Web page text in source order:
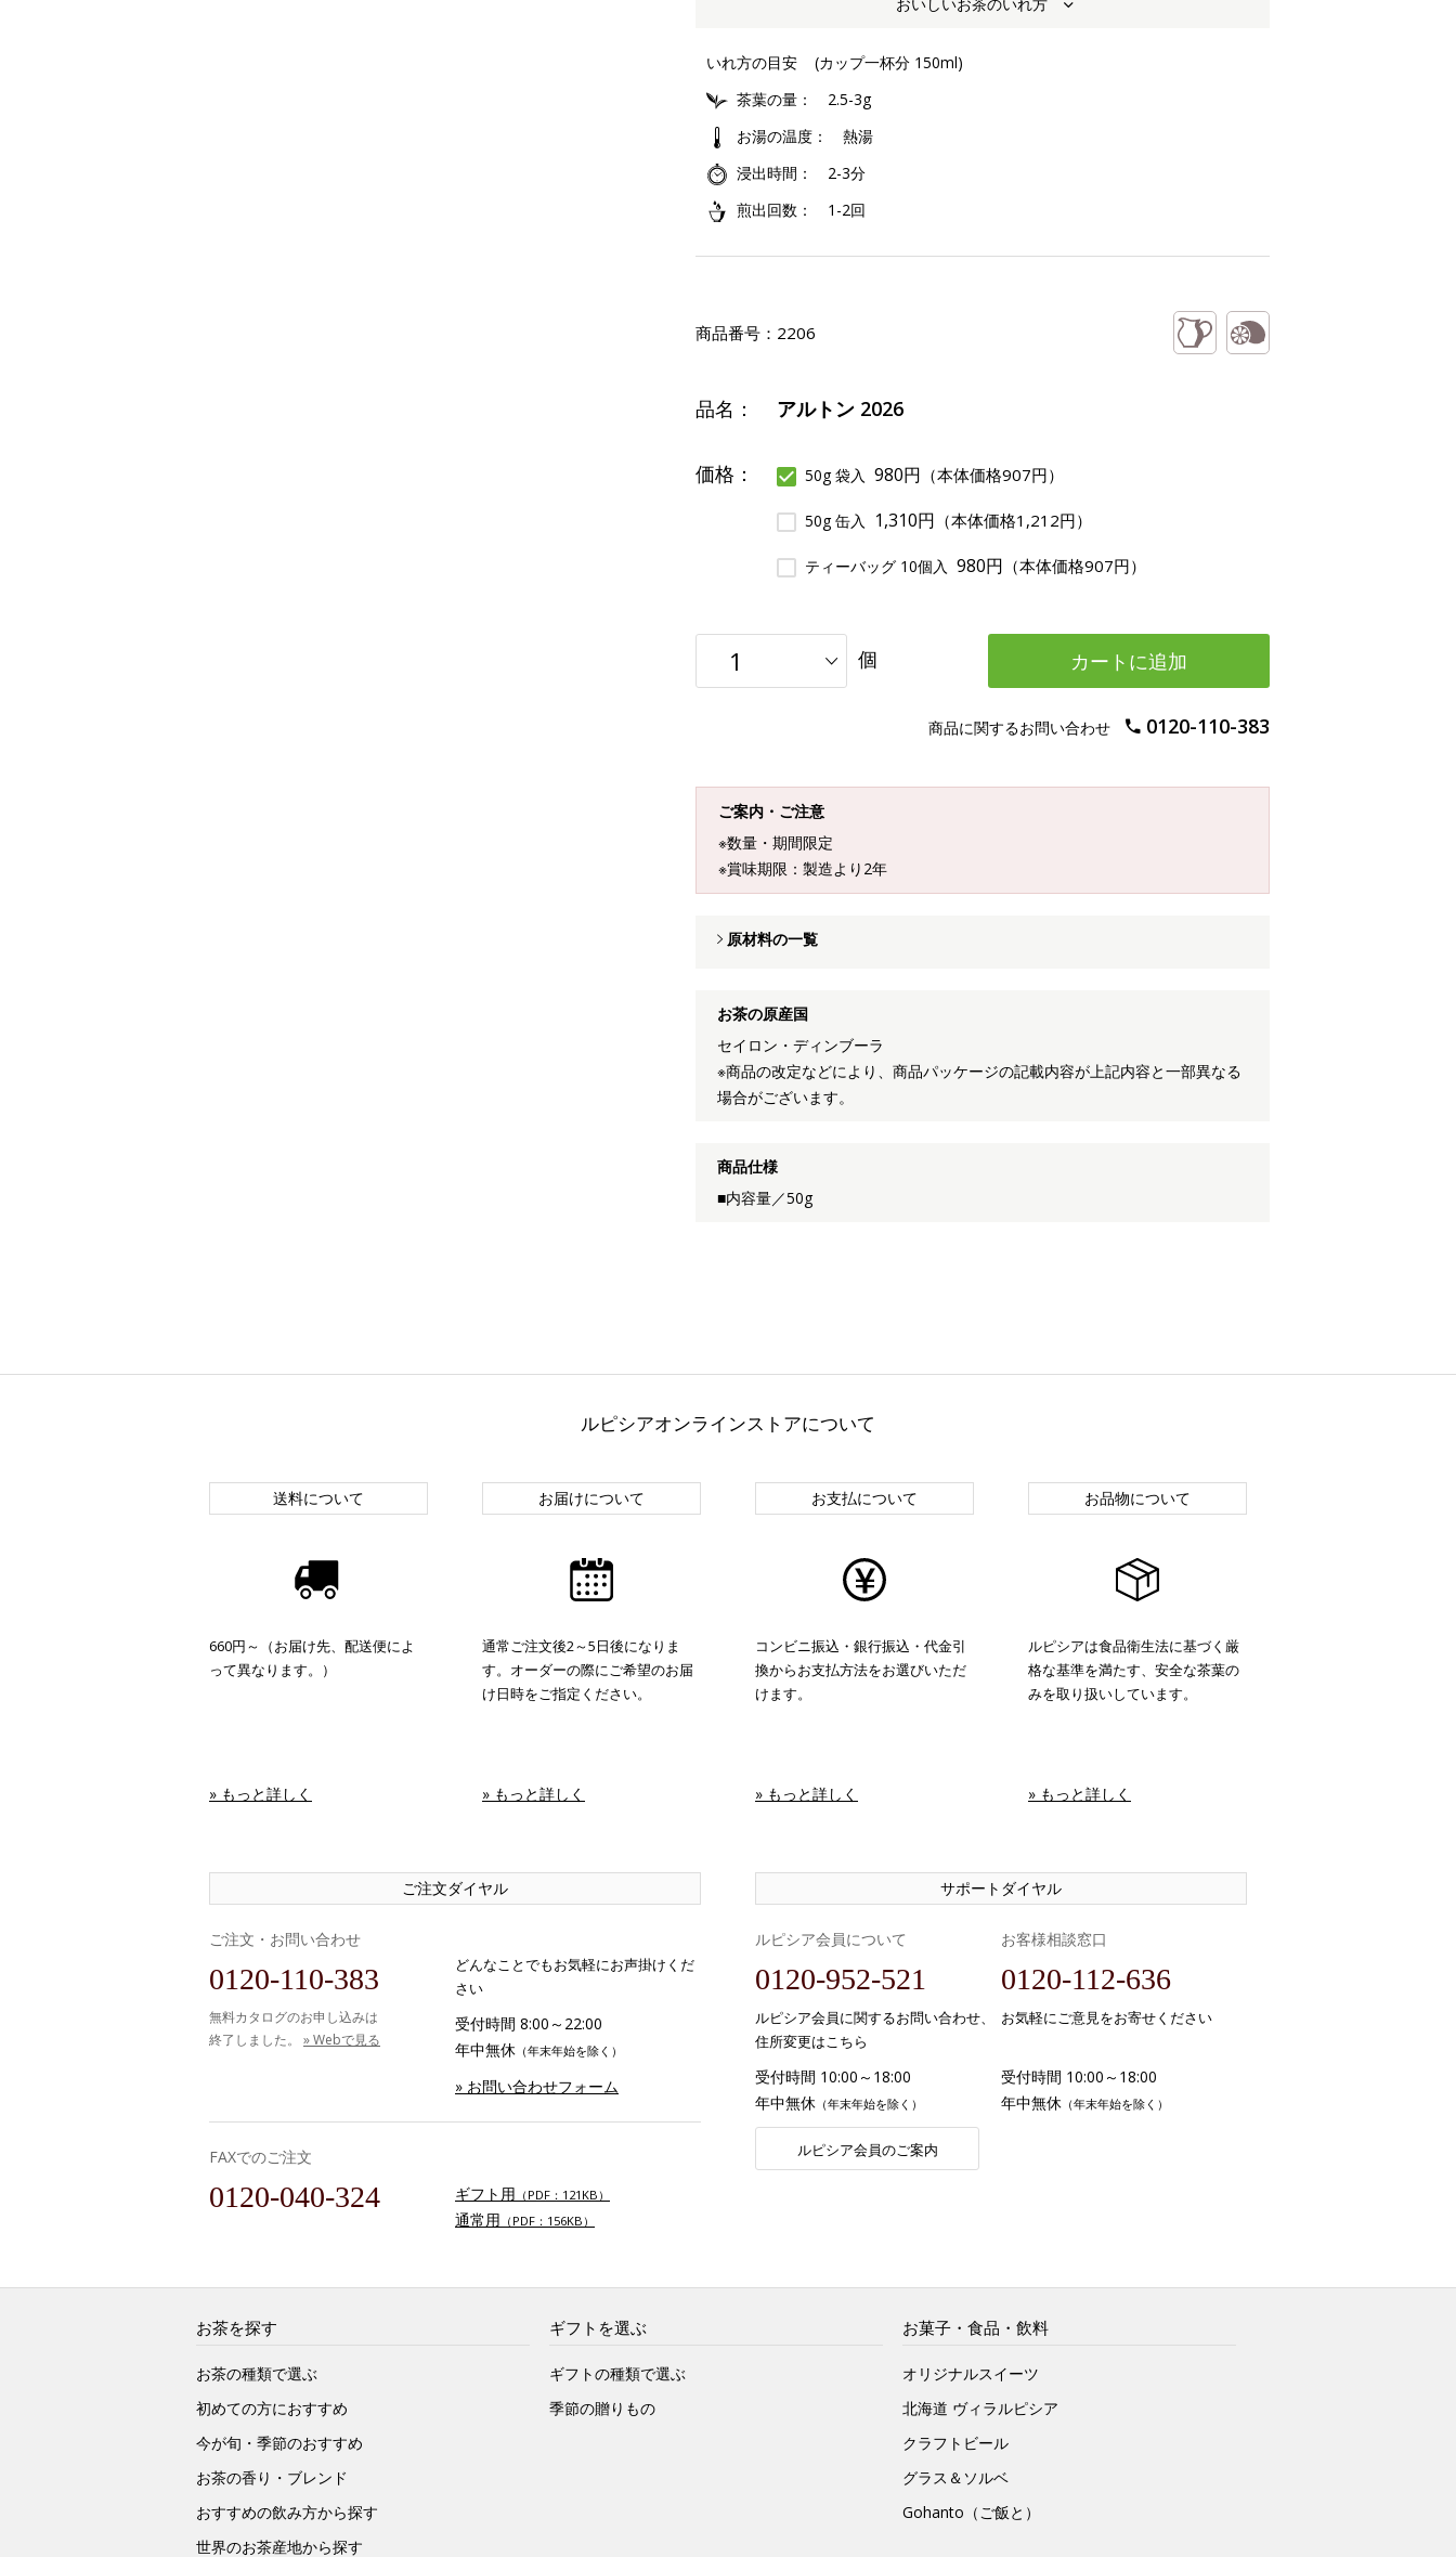
いれ方の目安
(カップ一杯分 150ml)
茶葉の量
2.5-3g
お湯の温度
熱湯
浸出時間
2-3分
煎出回数
1-2回
商品番号： 2206
品名： アルトン 2026
価格： 50g 袋入 980円 （本体価格907円）
50g 缶入 1,310円 （本体価格1,212円）
ティーバッグ 10個入 980円 （本体価格907円）
個 カートに追加
商品に関するお問い合わせ 0120-110-383
ご案内・ご注意
※数量・期間限定
※賞味期限：製造より2年
原材料の一覧
お茶の原産国
セイロン・ディンブーラ
※商品の改定などにより、商品パッケージの記載内容が上記内容と一部異なる
場合がございます。
商品仕様
■内容量／50g
ルピシアオンラインストアについて
送料について
660円～（お届け先、配送便によ
って異なります。）
» もっと詳しく
お届けについて
通常ご注文後2～5日後になりま
す。オーダーの際にご希望のお届
け日時をご指定ください。
» もっと詳しく
お支払について
コンビニ振込・銀行振込・代金引
換からお支払方法をお選びいただ
けます。
» もっと詳しく
お品物について
ルピシアは食品衛生法に基づく厳
格な基準を満たす、安全な茶葉の
みを取り扱いしています。
» もっと詳しく
ご注文ダイヤル
ご注文・お問い合わせ
0120-110-383
無料カタログのお申し込みは
終了しました。 » Webで見る
どんなことでもお気軽にお声掛けくだ
さい
受付時間 8:00～22:00
年中無休 （年末年始を除く）
» お問い合わせフォーム
FAXでのご注文
0120-040-324 ギフト用 （PDF：121KB）
通常用 （PDF：156KB）
サポートダイヤル
ルピシア会員について
0120-952-521
ルピシア会員に関するお問い合わせ、
住所変更はこちら
受付時間 10:00～18:00
年中無休 （年末年始を除く）
ルピシア会員のご案内
お客様相談窓口
0120-112-636
お気軽にご意見をお寄せください
受付時間 10:00～18:00
年中無休 （年末年始を除く）
お茶を探す
お茶の種類で選ぶ
初めての方におすすめ
今が旬・季節のおすすめ
お茶の香り・ブレンド
おすすめの飲み方から探す
世界のお茶産地から探す
ギフトを選ぶ
ギフトの種類で選ぶ
季節の贈りもの
お菓子・食品・飲料
オリジナルスイーツ
北海道 ヴィラルピシア
クラフトビール
グラス＆ソルベ
Gohanto（ご飯と）